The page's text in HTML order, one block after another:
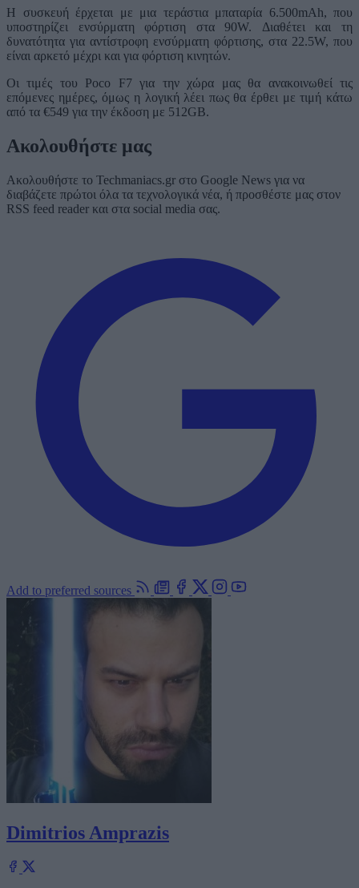
Η συσκευή έρχεται με μια τεράστια μπαταρία 6.500mAh, που
υποστηρίζει ενσύρματη φόρτιση στα 90W. Διαθέτει και τη
δυνατότητα για αντίστροφη ενσύρματη φόρτισης, στα 22.5W, που
είναι αρκετό μέχρι και για φόρτιση κινητών.
Οι τιμές του Poco F7 για την χώρα μας θα ανακοινωθεί τις
επόμενες ημέρες, όμως η λογική λέει πως θα έρθει με τιμή κάτω
από τα €549 για την έκδοση με 512GB.
Ακολουθήστε μας
Ακολουθήστε το Techmaniacs.gr στο Google News για να
διαβάζετε πρώτοι όλα τα τεχνολογικά νέα, ή προσθέστε μας στον
RSS feed reader και στα social media σας.
Add to preferred sources
Dimitrios Amprazis